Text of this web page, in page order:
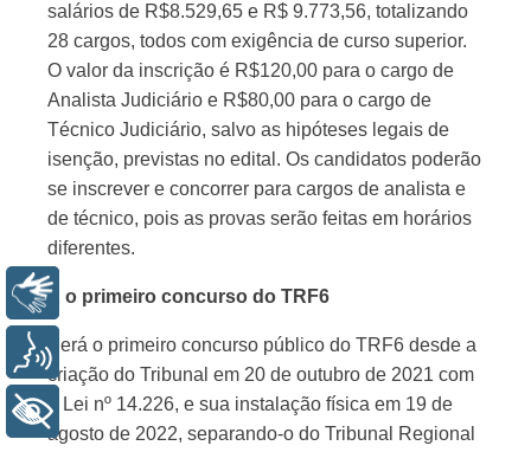
salários de R$8.529,65 e R$ 9.773,56, totalizando
28 cargos, todos com exigência de curso superior.
O valor da inscrição é R$120,00 para o cargo de
Analista Judiciário e R$80,00 para o cargo de
Técnico Judiciário, salvo as hipóteses legais de
isenção, previstas no edital. Os candidatos poderão
se inscrever e concorrer para cargos de analista e
de técnico, pois as provas serão feitas em horários
diferentes.
É o primeiro concurso do TRF6
Será o primeiro concurso público do TRF6 desde a
criação do Tribunal em 20 de outubro de 2021 com
a Lei nº 14.226, e sua instalação física em 19 de
agosto de 2022, separando-o do Tribunal Regional
Libras
Voz
+ Acessibilidade